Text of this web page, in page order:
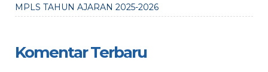
MPLS TAHUN AJARAN 2025-2026
Komentar Terbaru